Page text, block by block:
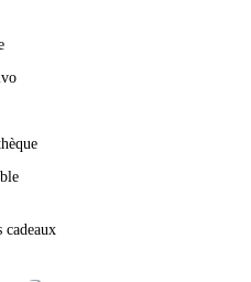
cadeaux